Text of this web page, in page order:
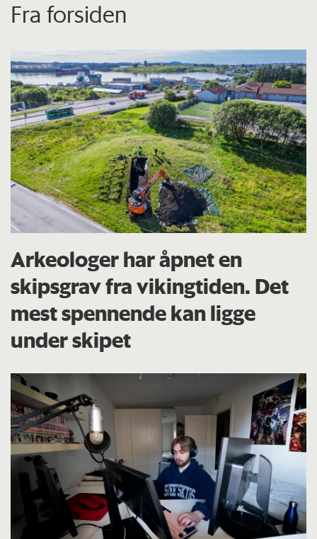
Fra forsiden
Arkeologer har åpnet en
skipsgrav fra vikingtiden. Det
mest spennende kan ligge
under skipet